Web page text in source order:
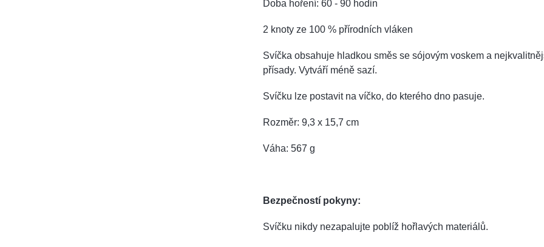
Doba hoření: 60 - 90 hodin
2 knoty ze 100 % přírodních vláken
Svíčka obsahuje hladkou směs se sójovým voskem a
přísady. Vytváří méně sazí.
Svíčku lze postavit na víčko, do kterého dno pasuje.
Rozměr: 9,3 x 15,7 cm
Váha: 567 g
Bezpečností pokyny:
Svíčku nikdy nezapalujte poblíž hořlavých materiálů.